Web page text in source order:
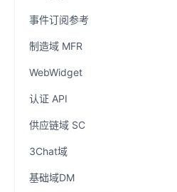
事件订阅参考
制造域 MFR
WebWidget
认证 API
供应链域 SC
3Chat域
基础域DM